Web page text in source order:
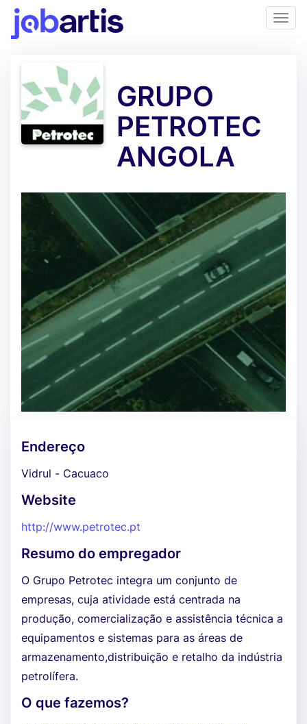
GRUPO
PETROTEC
ANGOLA
Endereço
Vidrul - Cacuaco
Website
http://www.petrotec.pt
Resumo do empregador
O Grupo Petrotec integra um conjunto de
empresas, cuja atividade está centrada na
produção, comercialização e assistência técnica a
equipamentos e sistemas para as áreas de
armazenamento,distribuição e retalho da indústria
petrolífera.
O que fazemos?